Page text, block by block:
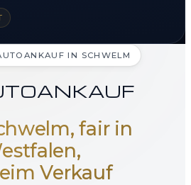
IN SCHWELM
fair in
Verkauf